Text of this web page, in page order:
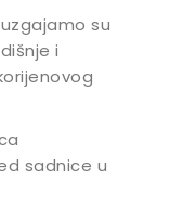
su
i
sadnice u